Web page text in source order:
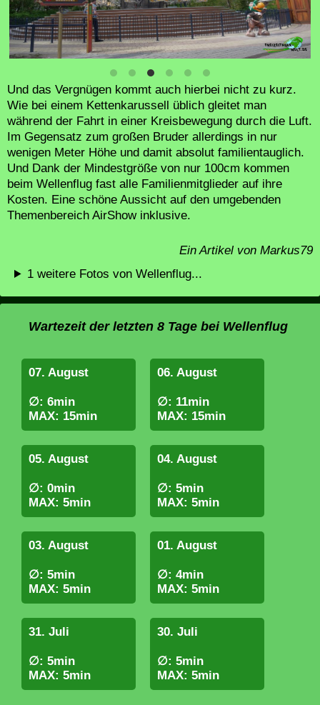
Und das Vergnügen kommt auch hierbei nicht zu kurz.
Wie bei einem Kettenkarussell üblich gleitet man
während der Fahrt in einer Kreisbewegung durch die Luft.
Im Gegensatz zum großen Bruder allerdings in nur
wenigen Meter Höhe und damit absolut familientauglich.
Und Dank der Mindestgröße von nur 100cm kommen
beim Wellenflug fast alle Familienmitglieder auf ihre
Kosten. Eine schöne Aussicht auf den umgebenden
Themenbereich AirShow inklusive.
Ein Artikel von Markus79
1 weitere Fotos von Wellenflug...
Wartezeit der letzten 8 Tage bei Wellenflug
07. August
∅: 6min
MAX: 15min
06. August
∅: 11min
MAX: 15min
05. August
∅: 0min
MAX: 5min
04. August
∅: 5min
MAX: 5min
03. August
∅: 5min
MAX: 5min
01. August
∅: 4min
MAX: 5min
31. Juli
∅: 5min
MAX: 5min
30. Juli
∅: 5min
MAX: 5min